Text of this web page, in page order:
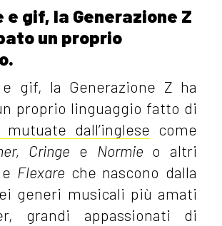
e gif, la Generazione Z
un proprio
gif, la Generazione Z ha
proprio linguaggio fatto di
mutuate dall’inglese come
Cringe e Normie o altri
e Flexare che nascono dalla
generi musicali più amati
grandi appassionati di